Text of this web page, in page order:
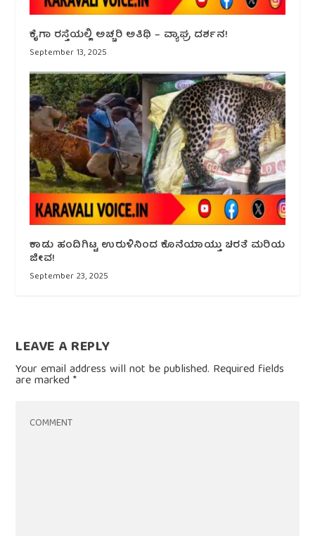
ಕೈಗಾ ರಸ್ತೆಯಲ್ಲಿ ಅಚ್ಚರಿ ಅತಿಥಿ – ವ್ಯಾಘ್ರ ದರ್ಶನ!
September 13, 2025
ಕಾಡು ಹಂದಿಗಿಟ್ಟ ಉರುಳಿನಿಂದ‌ ಕೊನೆಯಾಯ್ತು ಚಿರತೆ ಮರಿಯ
ಜೀವ!
September 23, 2025
LEAVE A REPLY
Your email address will not be published. Required fields
are marked*